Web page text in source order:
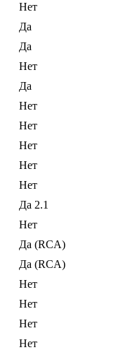
Нет
Да
Да
Нет
Да
Нет
Нет
Нет
Нет
Нет
Да 2.1
Нет
Да (RCA)
Да (RCA)
Нет
Нет
Нет
Нет